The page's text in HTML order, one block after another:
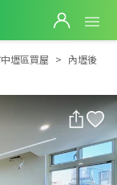
圈】超值電梯三房
壢區買屋
內壢後